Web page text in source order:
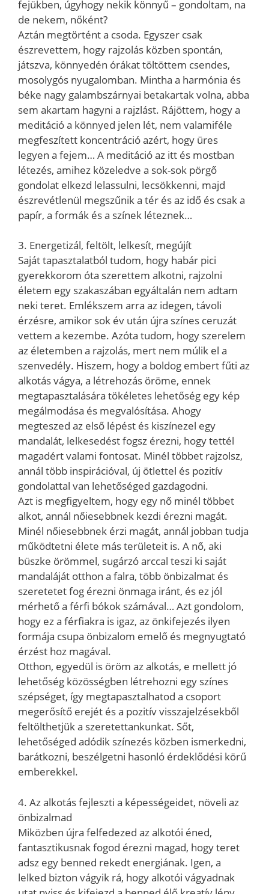
fejükben, úgyhogy nekik könnyű – gondoltam, na
de nekem, nőként?
Aztán megtörtént a csoda. Egyszer csak
észrevettem, hogy rajzolás közben spontán,
játszva, könnyedén órákat töltöttem csendes,
mosolygós nyugalomban. Mintha a harmónia és
béke nagy galambszárnyai betakartak volna, abba
sem akartam hagyni a rajzlást. Rájöttem, hogy a
meditáció a könnyed jelen lét, nem valamiféle
megfeszített koncentráció azért, hogy üres
legyen a fejem… A meditáció az itt és mostban
létezés, amihez közeledve a sok-sok pörgő
gondolat elkezd lelassulni, lecsökkenni, majd
észrevétlenül megszűnik a tér és az idő és csak a
papír, a formák és a színek léteznek…
3. Energetizál, feltölt, lelkesít, megújít
Saját tapasztalatból tudom, hogy habár pici
gyerekkorom óta szerettem alkotni, rajzolni
életem egy szakaszában egyáltalán nem adtam
neki teret. Emlékszem arra az idegen, távoli
érzésre, amikor sok év után újra színes ceruzát
vettem a kezembe. Azóta tudom, hogy szerelem
az életemben a rajzolás, mert nem múlik el a
szenvedély. Hiszem, hogy a boldog embert fűti az
alkotás vágya, a létrehozás öröme, ennek
megtapasztalására tökéletes lehetőség egy kép
megálmodása és megvalósítása. Ahogy
megteszed az első lépést és kiszínezel egy
mandalát, lelkesedést fogsz érezni, hogy tettél
magadért valami fontosat. Minél többet rajzolsz,
annál több inspirációval, új ötlettel és pozitív
gondolattal van lehetőséged gazdagodni.
Azt is megfigyeltem, hogy egy nő minél többet
alkot, annál nőiesebbnek kezdi érezni magát.
Minél nőiesebbnek érzi magát, annál jobban tudja
működtetni élete más területeit is. A nő, aki
büszke örömmel, sugárzó arccal teszi ki saját
mandaláját otthon a falra, több önbizalmat és
szeretetet fog érezni önmaga iránt, és ez jól
mérhető a férfi bókok számával… Azt gondolom,
hogy ez a férfiakra is igaz, az önkifejezés ilyen
formája csupa önbizalom emelő és megnyugtató
érzést hoz magával.
Otthon, egyedül is öröm az alkotás, e mellett jó
lehetőség közösségben létrehozni egy színes
szépséget, így megtapasztalhatod a csoport
megerősítő erejét és a pozitív visszajelzésekből
feltölthetjük a szeretettankunkat. Sőt,
lehetőséged adódik színezés közben ismerkedni,
barátkozni, beszélgetni hasonló érdeklődési körű
emberekkel.
4. Az alkotás fejleszti a képességeidet, növeli az
önbizalmad
Miközben újra felfedezed az alkotói éned,
fantasztikusnak fogod érezni magad, hogy teret
adsz egy benned rekedt energiának. Igen, a
lelked bizton vágyik rá, hogy alkotói vágyadnak